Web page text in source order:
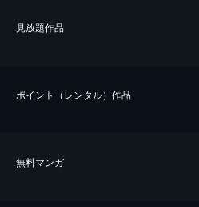
⾒放題作品
ポイント（レンタル）作品
無料マンガ